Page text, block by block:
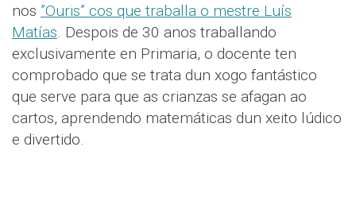
nos ”Ouris” cos que traballa o mestre Luís
Matías. Despois de 30 anos traballando
exclusivamente en Primaria, o docente ten
comprobado que se trata dun xogo fantástico
que serve para que as crianzas se afagan ao
cartos, aprendendo matemáticas dun xeito lúdico
e divertido.